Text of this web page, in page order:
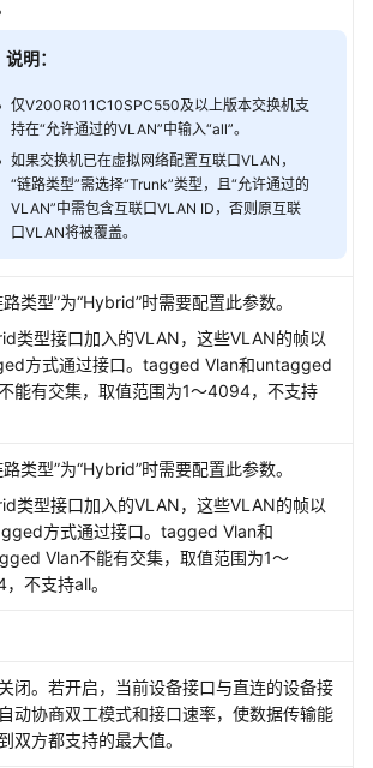
说明：
仅V200R011C10SPC550及以上版本交换机支
持在“允许通过的VLAN”中输入“all”。
如果交换机已在虚拟网络配置互联口VLAN，
“链路类型”需选择“Trunk”类型，且“允许通过的
VLAN”中需包含互联口VLAN ID，否则原互联
口VLAN将被覆盖。
路类型”为“Hybrid”时需要配置此参数。
类型接口加入的VLAN，这些VLAN的帧以
方式通过接口。tagged Vlan和untagged
能有交集，取值范围为1～4094，不支持
路类型”为“Hybrid”时需要配置此参数。
类型接口加入的VLAN，这些VLAN的帧以
方式通过接口。tagged Vlan和
Vlan不能有交集，取值范围为1～
不支持all。
闭。若开启，当前设备接口与直连的设备接
动协商双工模式和接口速率，使数据传输能
双方都支持的最大值。